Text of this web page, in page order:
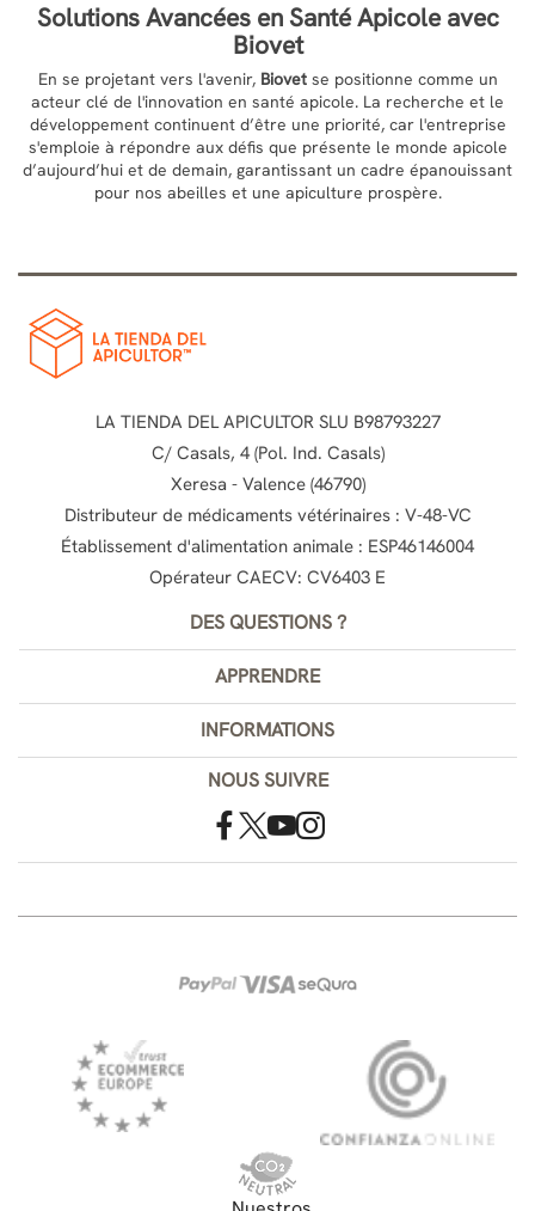
Solutions Avancées en Santé Apicole avec
Biovet
En se projetant vers l'avenir, Biovetse positionne comme un
acteur clé de l'innovation en santé apicole. La recherche et le
développement continuent d’être une priorité, car l'entreprise
s'emploie à répondre aux défis que présente le monde apicole
d’aujourd’hui et de demain, garantissant un cadre épanouissant
pour nos abeilles et une apiculture prospère.
LA TIENDA DEL APICULTOR SLU B98793227
C/ Casals, 4 (Pol. Ind. Casals)
Xeresa - Valence (46790)
Distributeur de médicaments vétérinaires : V-48-VC
Établissement d'alimentation animale : ESP46146004
Opérateur CAECV: CV6403 E
DES QUESTIONS ?
APPRENDRE
INFORMATIONS
NOUS SUIVRE